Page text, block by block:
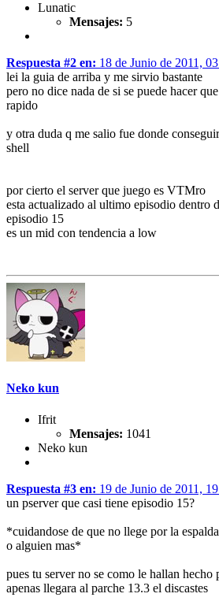
Lunatic
Mensajes: 5
Respuesta #2 en: 18 de Junio de 2011,
lei la guia de arriba y me sirvio bastante
pero no dice nada de si se puede hacer
rapido
y otra duda q me salio fue donde
shell
por cierto el server que juego es VTMro
esta actualizado al ultimo episodio dentro
episodio 15
es un mid con tendencia a low
Neko kun
Ifrit
Mensajes: 1041
Neko kun
Respuesta #3 en: 19 de Junio de 2011,
un pserver que casi tiene episodio 15?
*cuidandose de que no llege por la
o alguien mas*
pues tu server no se como le hallan hecho
apenas llegara al parche 13.3 el discastes